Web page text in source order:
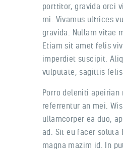
porttitor, gravida orci
mi. Vivamus ultrices
gravida. Nullam vitae
Etiam sit amet felis
imperdiet suscipit.
vulputate, sagittis felis
Porro deleniti apeirian
referrentur an mei.
ullamcorper ea duo,
ad. Sit eu facer soluta
magna mazim id. In